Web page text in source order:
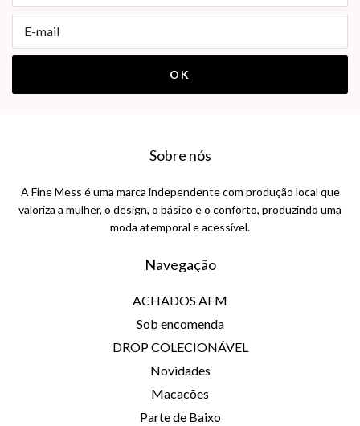
Sobre nós
A Fine Mess é uma marca independente com produção local que
valoriza a mulher, o design, o básico e o conforto, produzindo uma
moda atemporal e acessível.
Navegação
ACHADOS AFM
Sob encomenda
DROP COLECIONÁVEL
Novidades
Macacões
Parte de Baixo